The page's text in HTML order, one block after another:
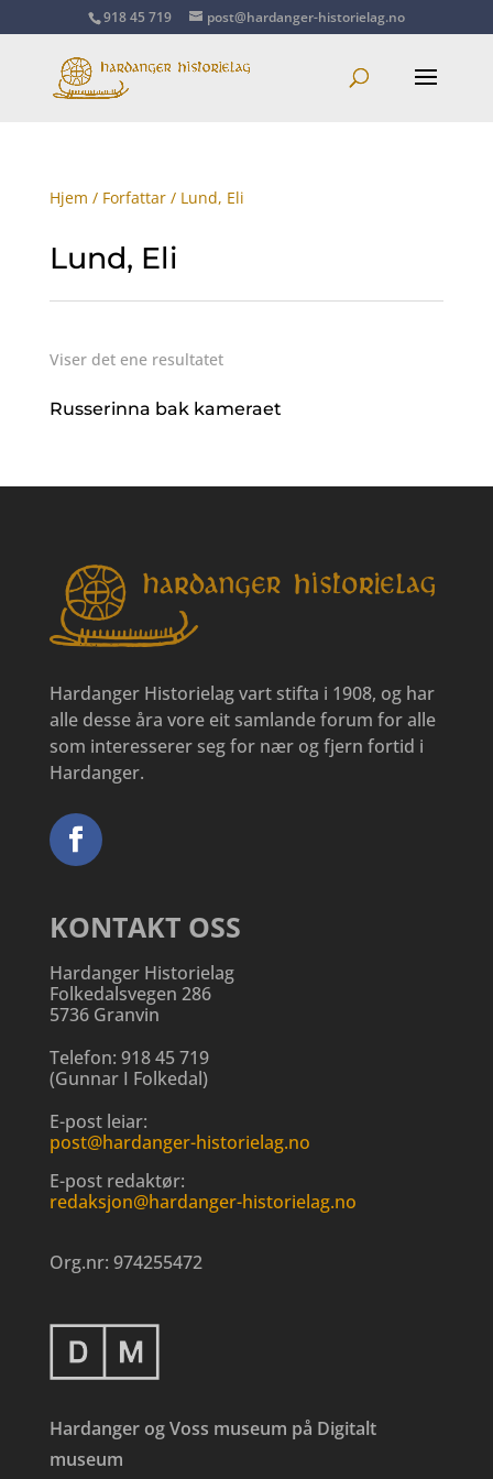
918 45 719 post@hardanger-historielag.no
Hjem / Forfattar/ Lund, Eli
Lund, Eli
Viser det ene resultatet
Russerinna bak kameraet
Hardanger Historielag vart stifta i 1908, og har
alle desse åra vore eit samlande forum for alle
som interesserer seg for nær og fjern fortid i
Hardanger.
KONTAKT OSS
Hardanger Historielag
Folkedalsvegen 286
5736 Granvin
Telefon: 918 45 719
(Gunnar I Folkedal)
E-post leiar:
post@hardanger-historielag.no
E-post redaktør:
redaksjon@hardanger-historielag.no
Org.nr: 974255472
Hardanger og Voss museum på Digitalt
museum